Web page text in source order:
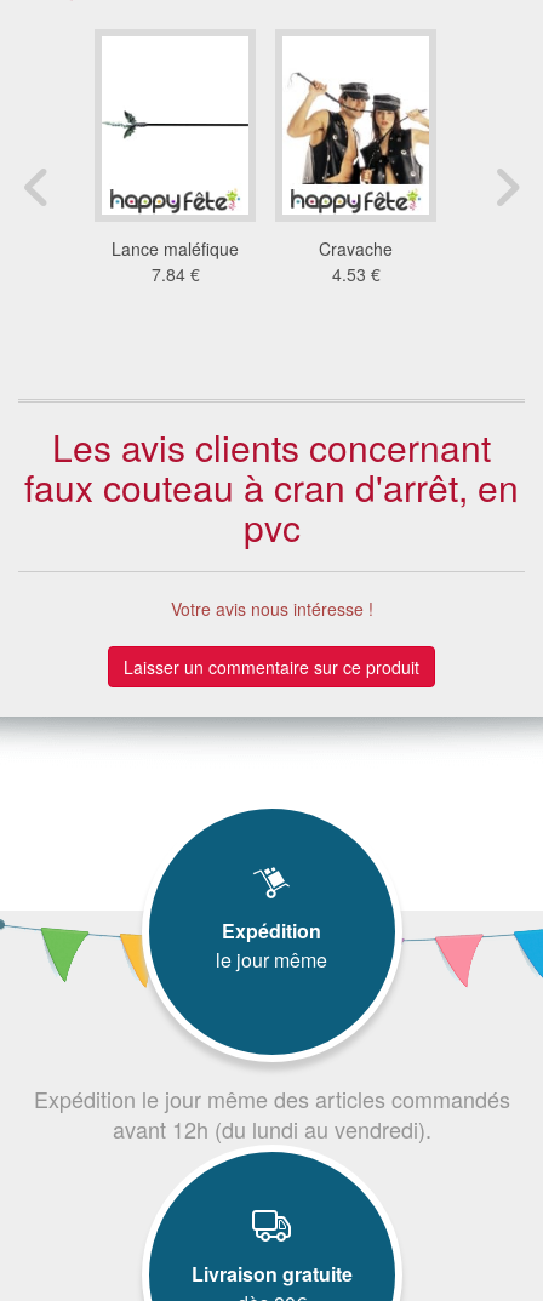
Lance maléfique
7.84 €
Cravache
4.53 €
Les avis clients concernant
faux couteau à cran d'arrêt, en
pvc
Votre avis nous intéresse !
Laisser un commentaire sur ce produit
Expédition
le jour même
Expédition le jour même des articles commandés
avant 12h (du lundi au vendredi).
Livraison gratuite